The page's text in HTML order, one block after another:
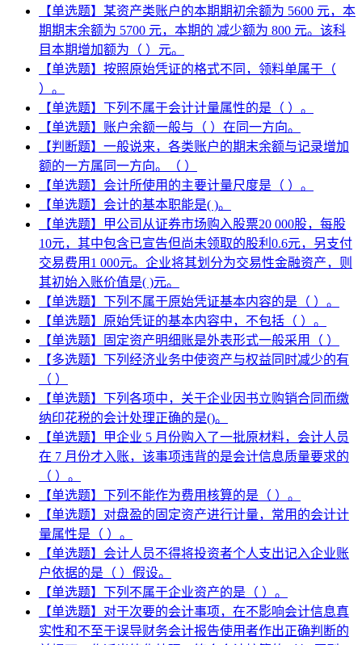
【单选题】某资产类账户的本期期初余额为 5600 元，本
期期末余额为 5700 元，本期的 减少额为 800 元。该科
目本期增加额为（ ）元。
【单选题】按照原始凭证的格式不同，领料单属于（
）。
【单选题】下列不属于会计计量属性的是（ ）。
【单选题】账户余额一般与（ ）在同一方向。
【判断题】一般说来，各类账户的期末余额与记录增加
额的一方属同一方向。（ ）
【单选题】会计所使用的主要计量尺度是（ ）。
【单选题】会计的基本职能是( )。
【单选题】甲公司从证券市场购入股票20 000股，每股
10元，其中包含已宣告但尚未领取的股利0.6元，另支付
交易费用1 000元。企业将其划分为交易性金融资产，则
其初始入账价值是( )元。
【单选题】下列不属于原始凭证基本内容的是（ ）。
【单选题】原始凭证的基本内容中，不包括（ ）。
【单选题】固定资产明细账是外表形式一般采用（ ）
【多选题】下列经济业务中使资产与权益同时减少的有
（ ）
【单选题】下列各项中，关于企业因书立购销合同而缴
纳印花税的会计处理正确的是()。
【单选题】甲企业 5 月份购入了一批原材料，会计人员
在 7 月份才入账，该事项违背的是会计信息质量要求的
（ ）。
【单选题】下列不能作为费用核算的是（ ）。
【单选题】对盘盈的固定资产进行计量，常用的会计计
量属性是（ ）。
【单选题】会计人员不得将投资者个人支出记入企业账
户依据的是（ ）假设。
【单选题】下列不属于企业资产的是（ ）。
【单选题】对于次要的会计事项，在不影响会计信息真
实性和不至于误导财务会计报告使用者作出正确判断的